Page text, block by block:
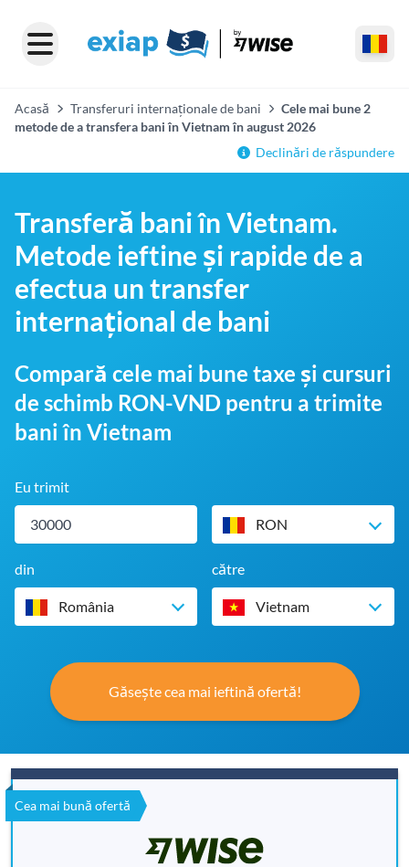
Acasă Transferuri internaționale de bani
Cele mai bune 2
metode de a transfera bani în Vietnam în august 2026
Declinări de răspundere
Transferă bani în Vietnam.
Metode ieftine și rapide de a
efectua un transfer
internațional de bani
Compară cele mai bune taxe și cursuri
de schimb RON-VND pentru a trimite
bani în Vietnam
Eu trimit
RON
din
România
către
Vietnam
Găsește cea mai ieftină ofertă!
Cea mai bună ofertă